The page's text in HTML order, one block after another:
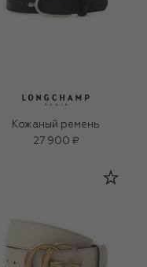
Кожаный ремень
27 900 ₽